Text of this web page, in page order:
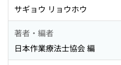
サギョウ リョウホウ
著者・編者
日本作業療法士協会 編